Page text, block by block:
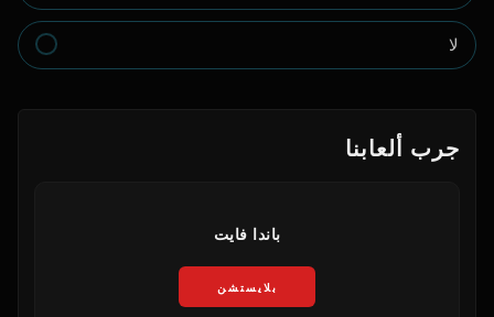
لا
جرب ألعابنا
باندا فايت
بلايستشن